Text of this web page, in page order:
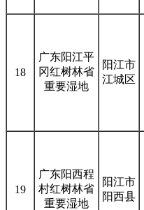
18
广东阳江平
冈红树林省
重要湿地
阳江市
江城区
19
广东阳西程
村红树林省
重要湿地
阳江市
阳西县